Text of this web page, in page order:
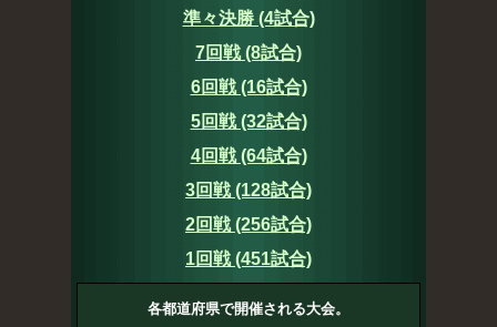
準々決勝 (4試合)
7回戦 (8試合)
6回戦 (16試合)
5回戦 (32試合)
4回戦 (64試合)
3回戦 (128試合)
2回戦 (256試合)
1回戦 (451試合)
各都道府県で開催される大会。